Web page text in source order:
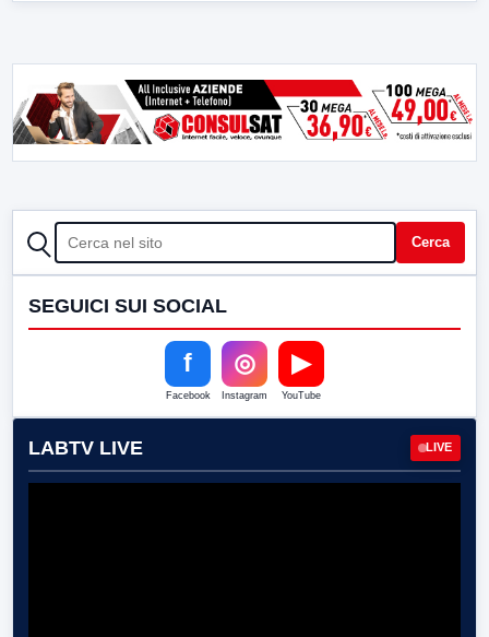
CERCA Cerca
SEGUICI SUI SOCIAL
f
Facebook
◎
Instagram
▶
YouTube
LABTV LIVE LIVE